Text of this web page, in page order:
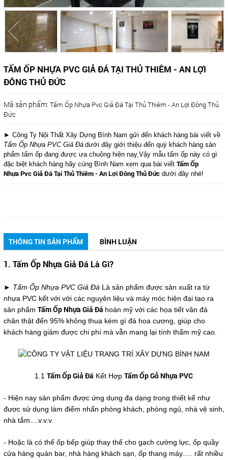
TẤM ỐP NHỰA PVC GIẢ ĐÁ TẠI THỦ THIÊM - AN LỢI
ĐÔNG THỦ ĐỨC
Mã sản phẩm: Tấm Ốp Nhựa Pvc Giả Đá Tại Thủ Thiêm - An Lợi Đông Thủ
Đức
► Công Ty Nội Thất Xây Dựng Bình Nam gửi đến khách hàng bài viết về
Tấm Ốp Nhựa PVC Giả Đá dưới đây giới thiệu đến quý khách hàng sản
phẩm tấm ốp đang được ưa chuộng hiện nay,Vậy mẫu tấm ốp này có gì
đặc biệt khách hàng hãy cùng Bình Nam xem qua bài viết Tấm Ốp
Nhựa Pvc Giả Đá Tại Thủ Thiêm - An Lợi Đông Thủ Đứcdưới đây nhé!
THÔNG TIN SẢN PHẨM BÌNH LUẬN
1. Tấm Ốp Nhựa Giả Đá Là Gì?
► Tấm Ốp Nhựa PVC Giả Đá Là sản phẩm được sản xuất ra từ
nhựa PVC kết với với các nguyên liệu và máy móc hiện đại tạo ra
sản phẩm Tấm Ốp Nhựa Giả Đá hoàn mỹ với các họa tiết vân đá
chân thật đến 95% không thua kém gì đá hoa cương, giúp cho
khách hàng giảm được chi phí mà vẫn mang lại tính thẩm mỹ cao.
1.1Tấm Ốp Giả Đá Kết HợpTấm Ốp Gỗ Nhựa PVC
- Hiện nay sản phẩm được ứng dụng đa dạng trong thiết kế như
được sử dụng làm điểm nhấn phòng khách, phòng ngủ, nhà vệ sinh,
nhà tắm....v.v.v.
- Hoặc là có thể ốp bếp giúp thay thế cho gạch cường lực, ốp quầy
cửa hàng quán bar, nhà hàng khách sạn, ốp thang máy..... rất nhiều